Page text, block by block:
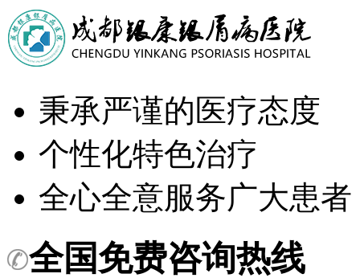
秉承严谨的医疗态度
个性化特色治疗
全心全意服务广大患者
全国免费咨询热线